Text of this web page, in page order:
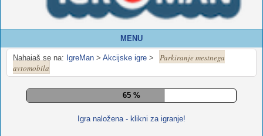
MENU
Nahajaš se na: IgreMan > Akcijske igre >
Parkiranje mestnega
avtomobila
70 %
Igra naložena - klikni za igranje!